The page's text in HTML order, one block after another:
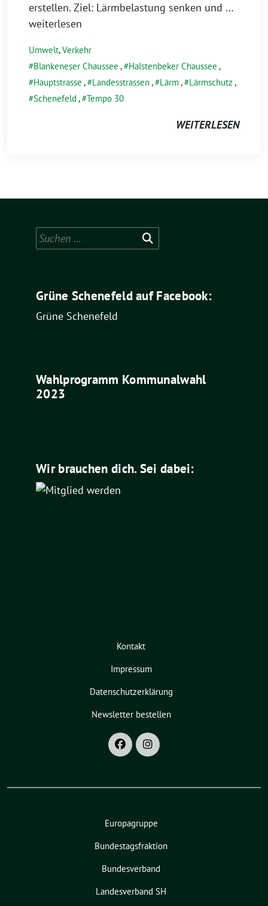
erstellen. Ziel: Lärmbelastung senken und …
weiterlesen
Umwelt,Verkehr
Blankeneser Chaussee , Halstenbeker Chaussee ,
Hauptstrasse , Landesstrassen, Lärm, Lärmschutz ,
Schenefeld , Tempo 30
WEITERLESEN
Suchen
nach:
Grüne Schenefeld auf Facebook:
Grüne Schenefeld
Wahlprogramm Kommunalwahl
2023
Wir brauchen dich. Sei dabei:
Kontakt
Impressum
Datenschutzerklärung
Newsletter bestellen
Europagruppe
Bundestagsfraktion
Bundesverband
Landesverband SH